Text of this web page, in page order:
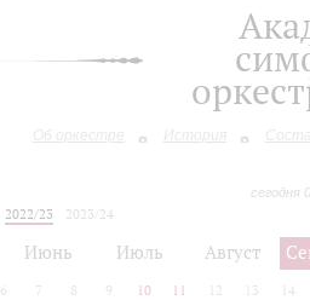
Об оркестре История
сегодня
2022/23
2023/24
Июнь Июль Август
6 7 8 9 10 11 12 13 14